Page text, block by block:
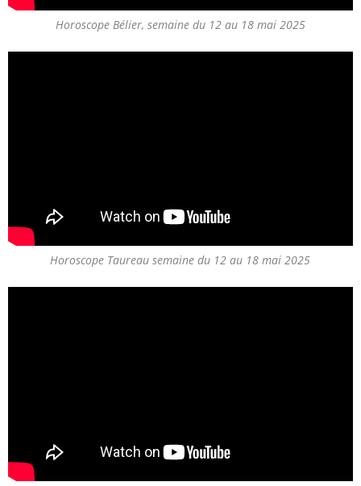
Horoscope Bélier, semaine du 12 au 18 mai 2025
Horoscope Taureau semaine du 12 au 18 mai 2025